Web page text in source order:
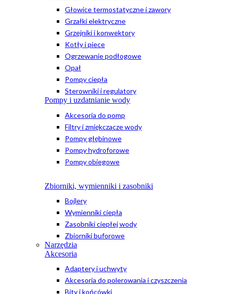
Głowice termostatyczne i zawory
Grzałki elektryczne
Grzejniki i konwektory
Kotły i piece
Ogrzewanie podłogowe
Opał
Pompy ciepła
Sterowniki i regulatory
Pompy i uzdatnianie wody
Akcesoria do pomp
Filtry i zmiękczacze wody
Pompy głębinowe
Pompy hydroforowe
Pompy obiegowe
Zbiorniki, wymienniki i zasobniki
Bojlery
Wymienniki ciepła
Zasobniki ciepłej wody
Zbiorniki buforowe
Narzędzia
Akcesoria
Adaptery i uchwyty
Akcesoria do polerowania i czyszczenia
Bity i końcówki